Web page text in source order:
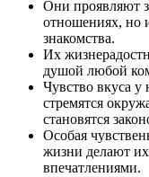
Они проявляют
отношениях, но
знакомства.
Их
душой любой
Чувство вкуса
стремятся
становятся
Особая
жизни делают
впечатлениями.